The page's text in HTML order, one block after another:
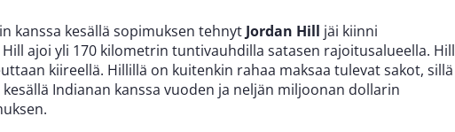
kanssa kesällä sopimuksen tehnyt Jordan Hill jäi kiinni
ajoi yli 170 kilometrin tuntivauhdilla satasen rajoitusalueella. Hill
kiireellä. Hillillä on kuitenkin rahaa maksaa tulevat sakot, sillä
Indianan kanssa vuoden ja neljän miljoonan dollarin